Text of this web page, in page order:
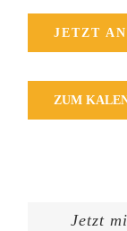
JETZT
ZUM
Jetzt